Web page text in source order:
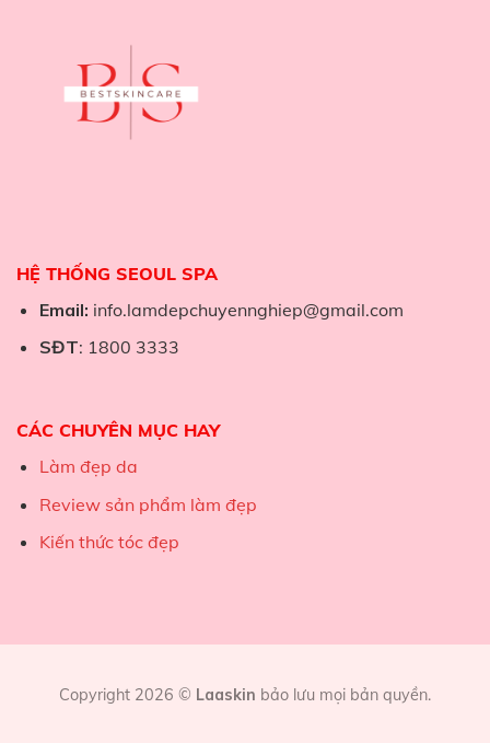
HỆ THỐNG SEOUL SPA
Email: info.lamdepchuyennghiep@gmail.com
SĐT: 1800 3333
CÁC CHUYÊN MỤC HAY
Làm đẹp da
Review sản phẩm làm đẹp
Kiến thức tóc đẹp
Copyright 2026 © Laaskin bảo lưu mọi bản quyền.